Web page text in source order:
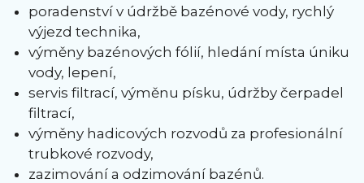
poradenství v údržbě bazénové vody, rychlý
výjezd technika,
výměny bazénových fólií, hledání místa úniku
vody, lepení,
servis filtrací, výměnu písku, údržby čerpadel
filtrací,
výměny hadicových rozvodů za profesionální
trubkové rozvody,
zazimování a odzimování bazénů.